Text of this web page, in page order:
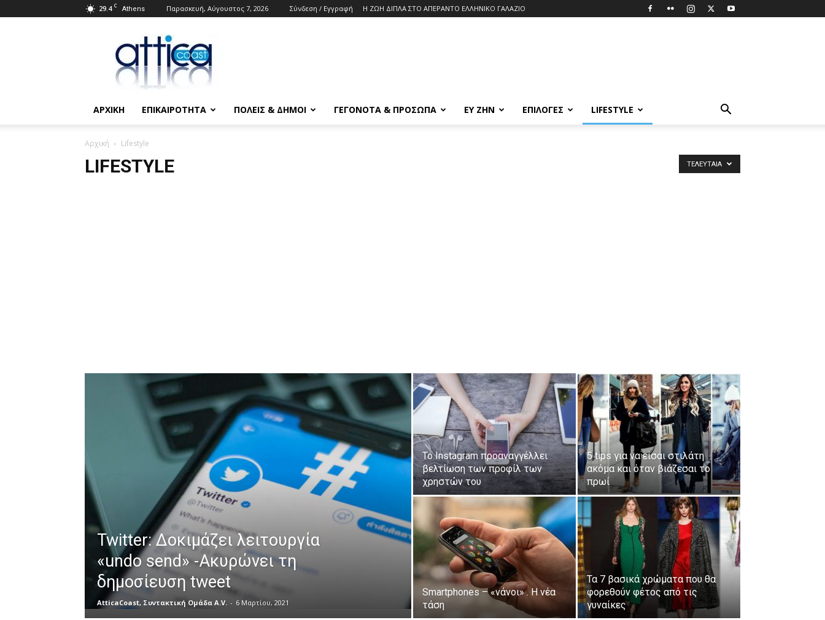
29.4 C Athens Παρασκευή, Αύγουστος 7, 2026 Σύνδεση / Εγγραφή Η ΖΩΗ ΔΙΠΛΑ ΣΤΟ ΑΠΕΡΑΝΤΟ ΕΛΛΗΝΙΚΟ ΓΑΛΑΖΙΟ
Attica
Coast.gr
ΑΡΧΙΚΗ ΕΠΙΚΑΙΡΟΤΗΤΑ ΠΟΛΕΙΣ & ΔΗΜΟΙ ΓΕΓΟΝΟΤΑ & ΠΡΟΣΩΠΑ ΕΥ ΖΗΝ ΕΠΙΛΟΓΈΣ LIFESTYLE
Αρχική Lifestyle
LIFESTYLE ΤΕΛΕΥΤΑΊΑ
Twitter: Δοκιμάζει λειτουργία
«undo send» -Ακυρώνει τη
δημοσίευση tweet
AtticaCoast, Συντακτική Ομάδα A.V. - 6 Μαρτίου, 2021
Το Instagram προαναγγέλλει
βελτίωση των προφίλ των
χρηστών του
5 tips για να είσαι στιλάτη
ακόμα και όταν βιάζεσαι το
πρωί
Smartphones – «νάνοι» . Η νέα
τάση
Τα 7 βασικά χρώματα που θα
φορεθούν φέτος από τις
γυναίκες